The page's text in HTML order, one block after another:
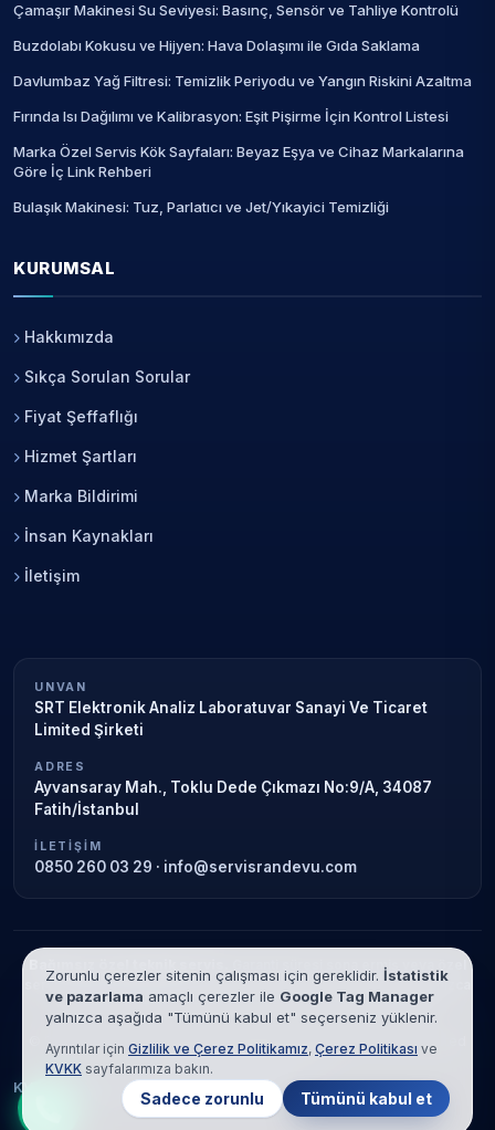
Çamaşır Makinesi Su Seviyesi: Basınç, Sensör ve Tahliye Kontrolü
Buzdolabı Kokusu ve Hijyen: Hava Dolaşımı ile Gıda Saklama
Davlumbaz Yağ Filtresi: Temizlik Periyodu ve Yangın Riskini Azaltma
Fırında Isı Dağılımı ve Kalibrasyon: Eşit Pişirme İçin Kontrol Listesi
Marka Özel Servis Kök Sayfaları: Beyaz Eşya ve Cihaz Markalarına
Göre İç Link Rehberi
Bulaşık Makinesi: Tuz, Parlatıcı ve Jet/Yıkayici Temizliği
KURUMSAL
Hakkımızda
Sıkça Sorulan Sorular
Fiyat Şeffaflığı
Hizmet Şartları
Marka Bildirimi
İnsan Kaynakları
İletişim
UNVAN
SRT Elektronik Analiz Laboratuvar Sanayi Ve Ticaret
Limited Şirketi
ADRES
Ayvansaray Mah., Toklu Dede Çıkmazı No:9/A, 34087
Fatih/İstanbul
İLETIŞIM
0850 260 03 29 · info@servisrandevu.com
Garanti süresi sona ermiş veya özel
servis kapsamındaki cihazlar için hizmet verilir. Marka adları yalnızca
tanımlama amaçlıdır; yetkili servis ilişkisi bulunmamaktadır.
© 2026 SRT Elektronik Analiz Laboratuvar Sanayi Ve Ticaret Limited
Şirketi. Tüm hakları saklıdır.
KVKK
Çerez Politikası Hizmet Şartları
Zorunlu çerezler sitenin çalışması için gereklidir. İstatistik
ve pazarlama amaçlı çerezler ile Google Tag Manager
yalnızca aşağıda "Tümünü kabul et" seçerseniz yüklenir.
Ayrıntılar için Gizlilik ve Çerez Politikamız, Çerez Politikası ve
KVKK sayfalarımıza bakın.
Sadece zorunlu Tümünü kabul et